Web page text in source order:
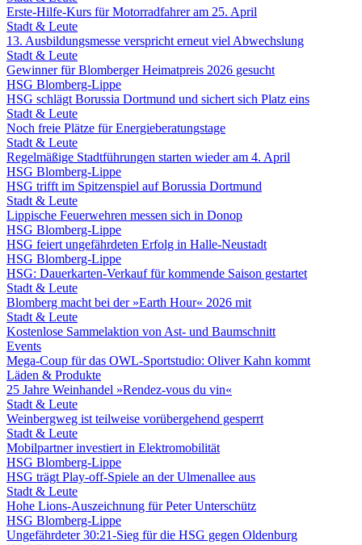
Erste-Hilfe-Kurs für Motorradfahrer am 25. April
Stadt & Leute
13. Ausbildungsmesse verspricht erneut viel Abwechslung
Stadt & Leute
Gewinner für Blomberger Heimatpreis 2026 gesucht
HSG Blomberg-Lippe
HSG schlägt Borussia Dortmund und sichert sich Platz eins
Stadt & Leute
Noch freie Plätze für Energieberatungstage
Stadt & Leute
Regelmäßige Stadtführungen starten wieder am 4. April
HSG Blomberg-Lippe
HSG trifft im Spitzenspiel auf Borussia Dortmund
Stadt & Leute
Lippische Feuerwehren messen sich in Donop
HSG Blomberg-Lippe
HSG feiert ungefährdeten Erfolg in Halle-Neustadt
HSG Blomberg-Lippe
HSG: Dauerkarten-Verkauf für kommende Saison gestartet
Stadt & Leute
Blomberg macht bei der »Earth Hour« 2026 mit
Stadt & Leute
Kostenlose Sammelaktion von Ast- und Baumschnitt
Events
Mega-Coup für das OWL-Sportstudio: Oliver Kahn kommt
Läden & Produkte
25 Jahre Weinhandel »Rendez-vous du vin«
Stadt & Leute
Weinbergweg ist teilweise vorübergehend gesperrt
Stadt & Leute
Mobilpartner investiert in Elektromobilität
HSG Blomberg-Lippe
HSG trägt Play-off-Spiele an der Ulmenallee aus
Stadt & Leute
Hohe Lions-Auszeichnung für Peter Unterschütz
HSG Blomberg-Lippe
Ungefährdeter 30:21-Sieg für die HSG gegen Oldenburg